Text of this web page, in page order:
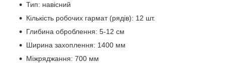
Тип: навісний
Кількість робочих гармат (рядів): 12 шт.
Глибина оброблення: 5-12 см
Ширина захоплення: 1400 мм
Міжряджання: 700 мм